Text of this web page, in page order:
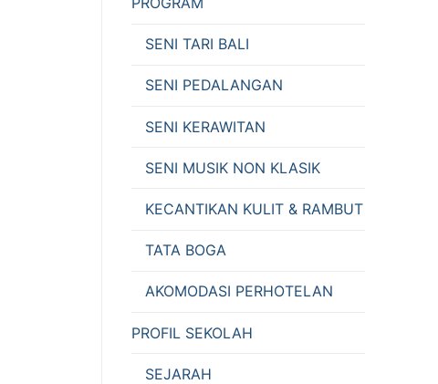
SENI TARI BALI
SENI PEDALANGAN
SENI KERAWITAN
SENI MUSIK NON KLASIK
KECANTIKAN KULIT & RAMBUT
TATA BOGA
AKOMODASI PERHOTELAN
PROFIL SEKOLAH
SEJARAH